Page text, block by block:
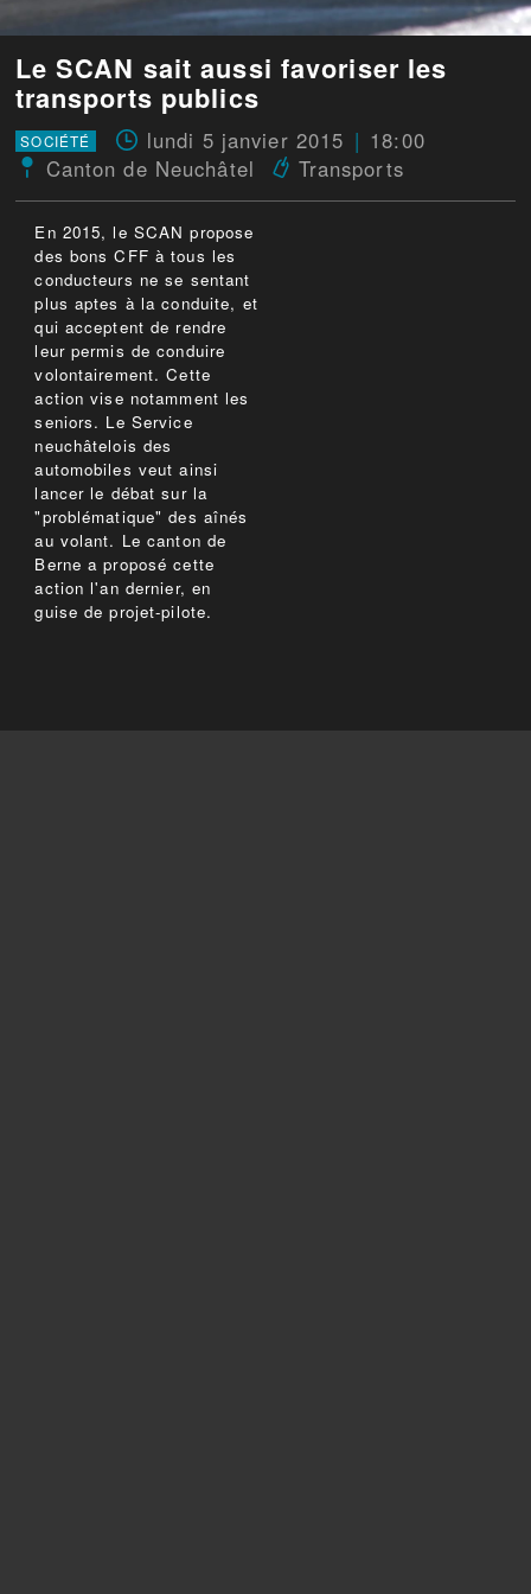
Le SCAN sait aussi favoriser les
transports publics
SOCIÉTÉ lundi 5 janvier 2015
18:00
Canton de Neuchâtel
Transports
En 2015, le SCAN propose
des bons CFF à tous les
conducteurs ne se sentant
plus aptes à la conduite, et
qui acceptent de rendre
leur permis de conduire
volontairement. Cette
action vise notamment les
seniors. Le Service
neuchâtelois des
automobiles veut ainsi
lancer le débat sur la
"problématique" des aînés
au volant. Le canton de
Berne a proposé cette
action l'an dernier, en
guise de projet-pilote.